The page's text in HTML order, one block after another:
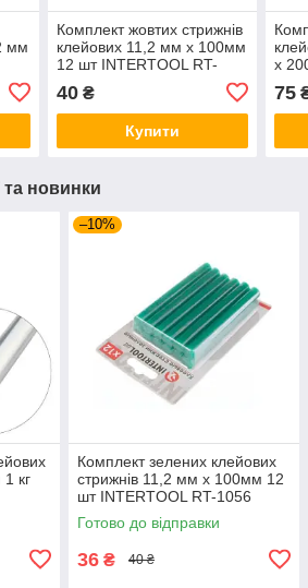
мм
Комплект жовтих стрижнів
клейових 11,2 мм х 100мм
12 шт INTERTOOL RT-
40₴
Купити
х
75
та новинки
кг
–10%
Комплект зелених клейових
стрижнів 11,2 мм х 100мм 12
шт INTERTOOL RT-1056
Готово до відправки
36 ₴ 40 ₴